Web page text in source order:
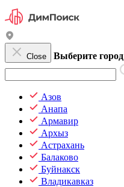
Close Выберите город
Азов
Анапа
Армавир
Архыз
Астрахань
Балаково
Буйнакск
Владикавказ